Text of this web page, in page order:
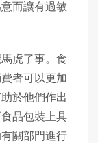
而讓有過敏
虎了事。食
者可以更加
於他們作出
品包裝上具
關部門進行